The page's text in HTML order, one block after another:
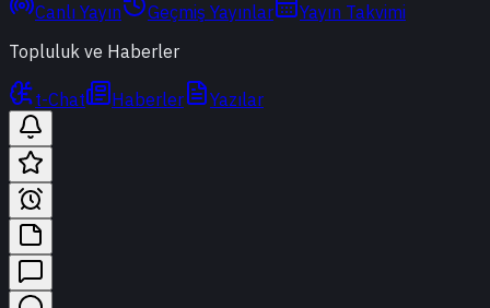
Canlı Yayın Geçmiş Yayınlar
Yayın Takvimi
Topluluk ve Haberler
t-Chat Haberler Yazılar